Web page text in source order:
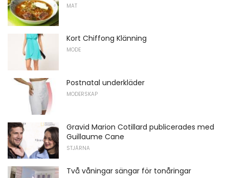
MAT
Kort Chiffong Klänning
MODE
Postnatal underkläder
MODERSKAP
Gravid Marion Cotillard publicerades med
Guillaume Cane
STJÄRNA
Två våningar sängar för tonåringar